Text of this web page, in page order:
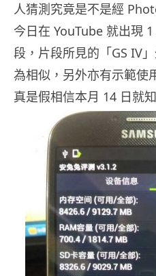
人猜測究竟是不是經
今日在 YouTube 就出現
段，片段所見的「GS IV
為相似，另外亦有示範使
真是假相信本月 14 日就